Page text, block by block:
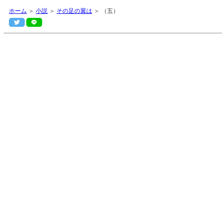
ホーム ＞ 小説 ＞ その足の翼は ＞ （五）